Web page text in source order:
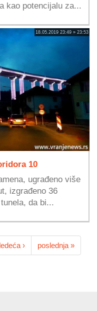
kao potencijalu za...
18.05.2019 23:49 » 23:53
10
ugrađeno više
izgrađeno 36
da bi...
› poslednja »